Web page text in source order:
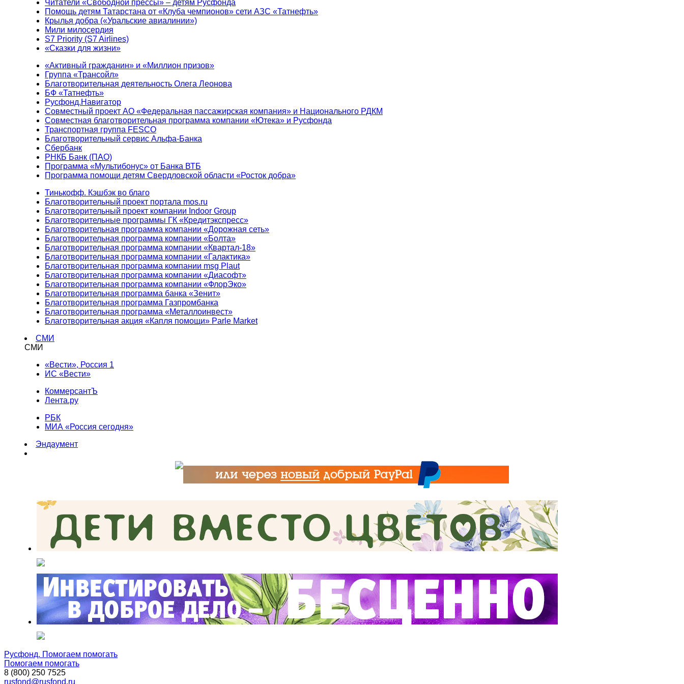
Читатели «Свободной прессы» – детям Русфонда
Помощь детям Татарстана от «Клуба чемпионов» сети АЗС «Татнефть»
Крылья добра («Уральские авиалинии»)
Мили милосердия
S7 Priority (S7 Airlines)
«Сказки для жизни»
«Активный гражданин» и «Миллион призов»
Группа «Трансойл»
Благотворительная деятельность Олега Леонова
БФ «Татнефть»
Русфонд.Навигатор
Совместный проект АО «Федеральная пассажирская компания» и Национального РДКМ
Совместная благотворительная программа компании «Ютека» и Русфонда
Транспортная группа FESCO
Благотворительный сервис Альфа-Банка
Сбербанк
РНКБ Банк (ПАО)
Программа «Мультибонус» от Банка ВТБ
Программа помощи детям Свердловской области «Росток добра»
Тинькофф. Кэшбэк во благо
Благотворительный проект портала mos.ru
Благотворительный проект компании Indoor Group
Благотворительные программы ГК «Кредитэкспресс»
Благотворительная программа компании «Дорожная сеть»
Благотворительная программа компании «Болта»
Благотворительная программа компании «Квартал-18»
Благотворительная программа компании «Галактика»
Благотворительная программа компании msg Plaut
Благотворительная программа компании «Диасофт»
Благотворительная программа компании «ФлорЭко»
Благотворительная программа банка «Зенит»
Благотворительная программа Газпромбанка
Благотворительная программа «Металлоинвест»
Благотворительная акция «Капля помощи» Parle Market
СМИ
СМИ
«Вести», Россия 1
ИС «Вести»
КоммерсантЪ
Лента.ру
РБК
МИА «Россия сегодня»
Эндаумент
Русфонд. Помогаем помогать
Помогаем помогать
8 (800) 250 7525
rusfond@rusfond.ru